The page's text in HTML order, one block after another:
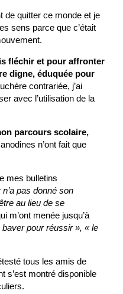
de quitter ce monde et je
sens parce que c’était
fléchir et pour affronter
digne, éduquée pour
contrariée, j’ai
avec l’utilisation de la
parcours scolaire,
n’ont fait que
mes bulletins
pas donné son
au lieu de se
m’ont menée jusqu’à
baver pour réussir », « le
tous les amis de
s’est montré disponible